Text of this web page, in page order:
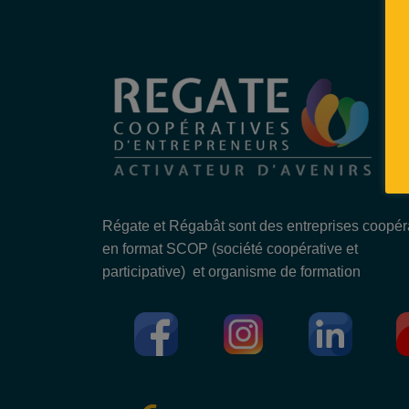
Régate et Régabât sont des entreprises
en format SCOP (société coopérative et
participative) et organisme de formation